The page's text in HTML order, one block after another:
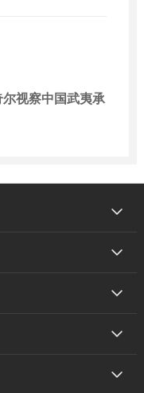
视察中国武夷承